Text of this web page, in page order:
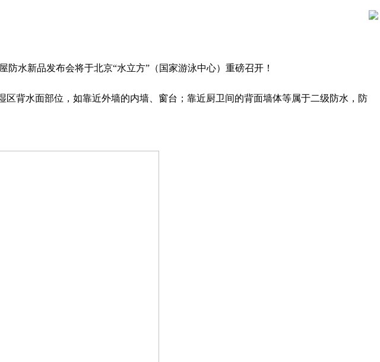
水新品发布会将于北京“水立方”（国家游泳中心）重磅召开！
背水面部位，如靠近外墙的内墙、窗台；靠近厨卫间的背面墙体等属于二级防水，防